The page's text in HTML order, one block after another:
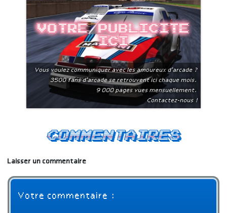
Votre publicite
ici
Vous voulez communiquer avec les amoureux d'arcade ?
3500 fans d'arcade se retrouvent ici chaque mois.
9 000 pages vues mensuellement.
Contactez-nous !
Commentaires
Laisser un commentaire